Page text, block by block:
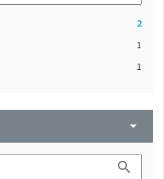
2
1
1
arrow_drop_down
search